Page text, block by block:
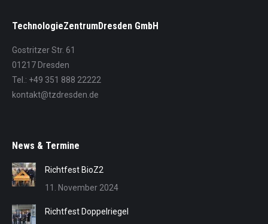
TechnologieZentrumDresden GmbH
Gostritzer Str. 61
01217 Dresden
Tel.: +49 351 888 22222
kontakt@tzdresden.de
News & Termine
Richtfest BioZ2
11. November 2024
Richtfest Doppelriegel